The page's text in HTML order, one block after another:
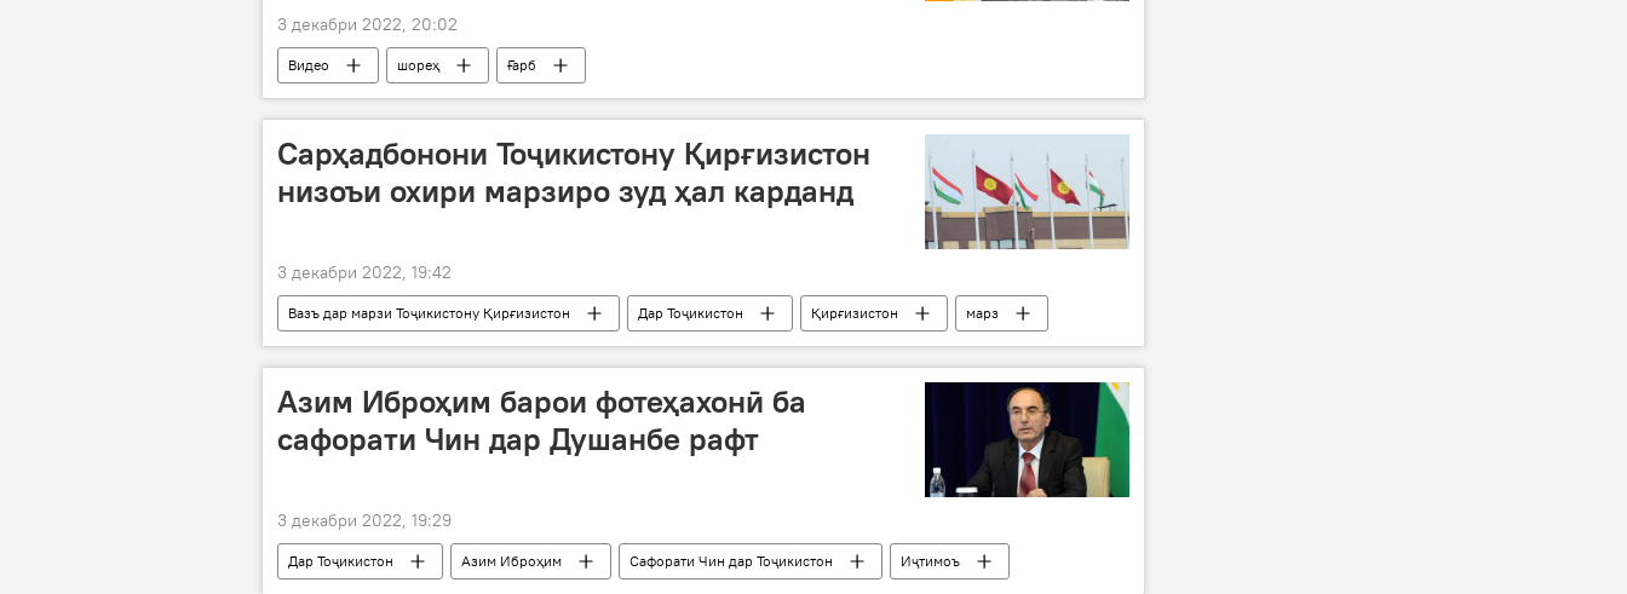
3 декабри 2022, 20:02
Видео шореҳ Ғарб
Сарҳадбонони Тоҷикистону Қирғизистон
низоъи охири марзиро зуд ҳал карданд
3 декабри 2022, 19:42
Вазъ дар марзи Тоҷикистону Қирғизистон Дар Тоҷикистон Қирғизистон
марз
Амният ва мудофиа
Азим Иброҳим барои фотеҳахонӣ ба
сафорати Чин дар Душанбе рафт
3 декабри 2022, 19:29
Дар Тоҷикистон Азим Иброҳим Сафорати Чин дар Тоҷикистон Иҷтимоъ